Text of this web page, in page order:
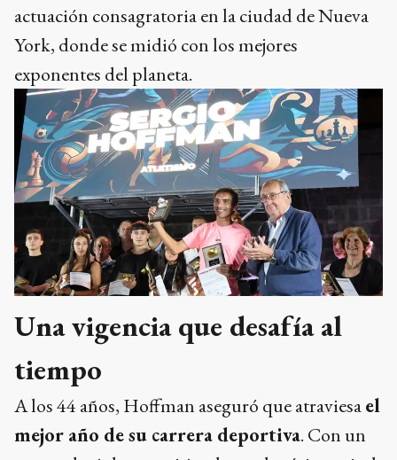
actuación consagratoria en la ciudad de Nueva
York, donde se midió con los mejores
exponentes del planeta.
Una vigencia que desafía al
tiempo
A los 44 años, Hoffman aseguró que atraviesael
mejor año de su carrera deportiva. Con un